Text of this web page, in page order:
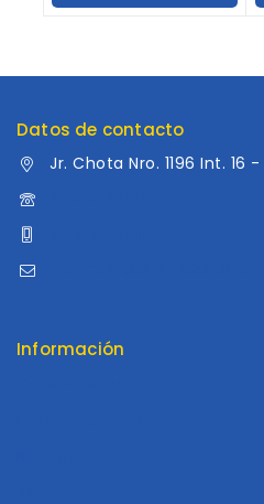
Datos de contacto
Jr. Chota Nro. 1196 Int. 16
Información